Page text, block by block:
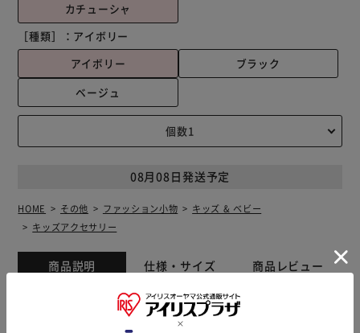
カチューシャ
［種類］： アイボリー
アイボリー
ブラック
ベージュ
08月08日発送予定
HOME その他 ファッション小物
キッズ & ベビー
キッズアクセサリー
商品説明 仕様・サイズ 商品レビュー
小さなリボンがちょこんと並んだ、ふわふわ可愛いロリス
リボン カチューシャ♪ ベージュ、ブラック、アイボリーの3